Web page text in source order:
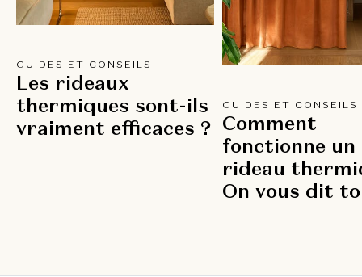
GUIDES ET CONSEILS
Les rideaux
thermiques sont-ils
vraiment efficaces ?
GUIDES ET CONSEILS
Comment
fonctionne un
rideau
On vous dit